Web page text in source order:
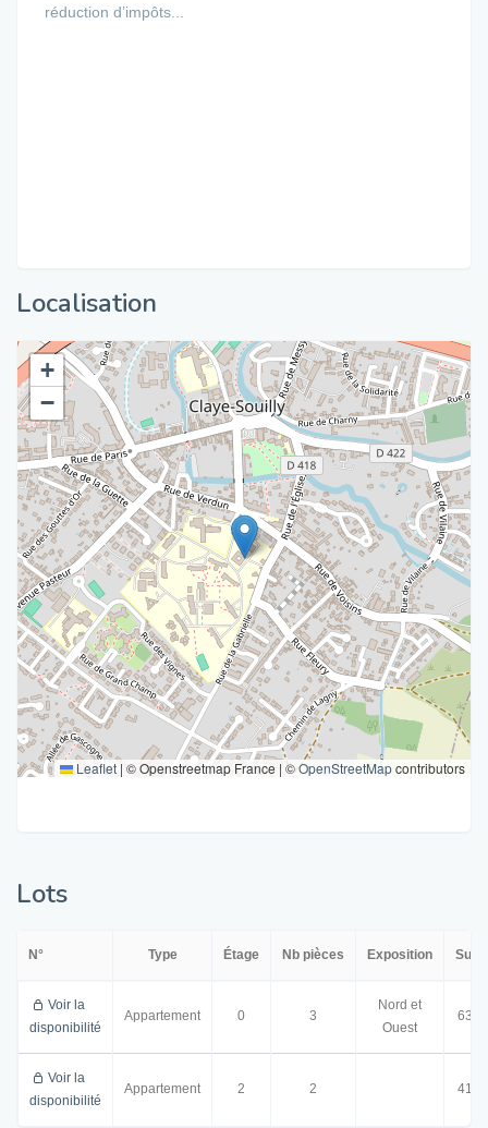
réduction d’impôts...
Localisation
+
−
Leaflet | © Openstreetmap France | ©OpenStreetMapcontributors
Lots
N° Type Étage Nb pièces Exposition
Voir la
disponibilité
Appartement 0 3
Nord et
Ouest
63.5
Voir la
disponibilité
Appartement 2 2 41.0